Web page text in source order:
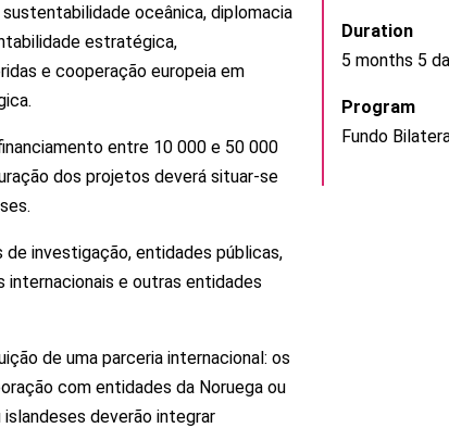
oceânica, diplomacia
estratégica,
e cooperação europeia em
entre 10 000 e 50 000
dos projetos deverá situar-se
investigação, entidades públicas,
internacionais e outras entidades
de uma parceria internacional: os
com entidades da Noruega ou
deverão integrar
Duration
5 months 5
Program
Fundo